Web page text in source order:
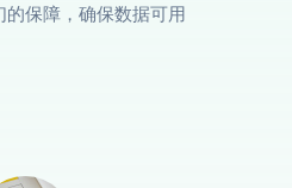
保障，确保数据可用